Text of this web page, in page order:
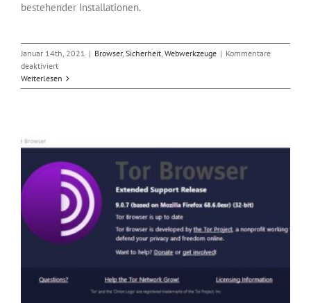
bestehender Installationen.
Januar 14th, 2021 | Browser, Sicherheit, Webwerkzeuge | Kommentare
deaktiviertfür
Tor-
Browser-
Lücke
Weiterlesen